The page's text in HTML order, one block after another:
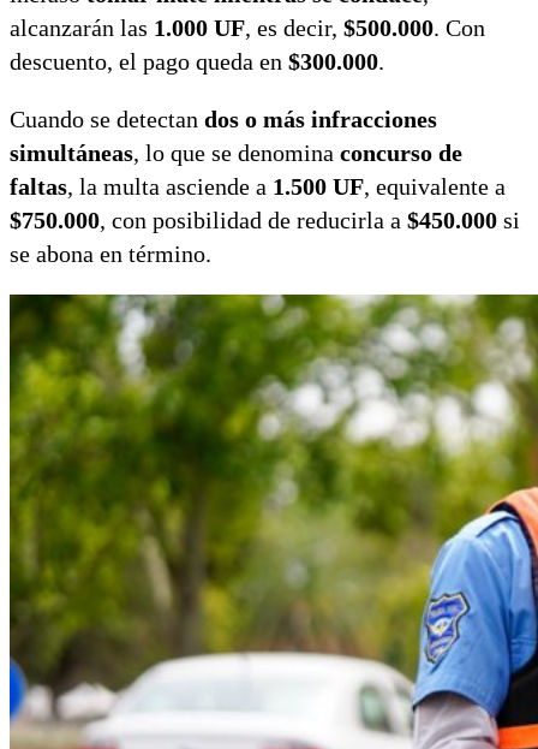
alcanzarán las 1.000 UF, es decir, $500.000. Con
descuento, el pago queda en $300.000.
Cuando se detectan dos o más infracciones
simultáneas, lo que se denomina concurso de
faltas, la multa asciende a 1.500 UF, equivalente a
$750.000, con posibilidad de reducirla a $450.000 si
se abona en término.